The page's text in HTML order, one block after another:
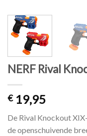
NERF Rival
€19,95
De Rival Knockout
de openschuivende